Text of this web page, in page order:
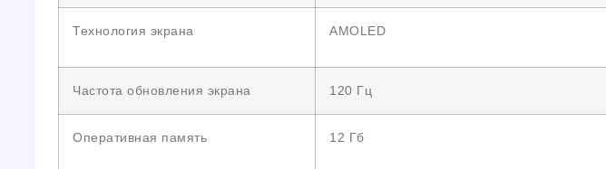
Технология экрана AMOLED
Частота обновления экрана 120 Гц
Оперативная память 12 Гб